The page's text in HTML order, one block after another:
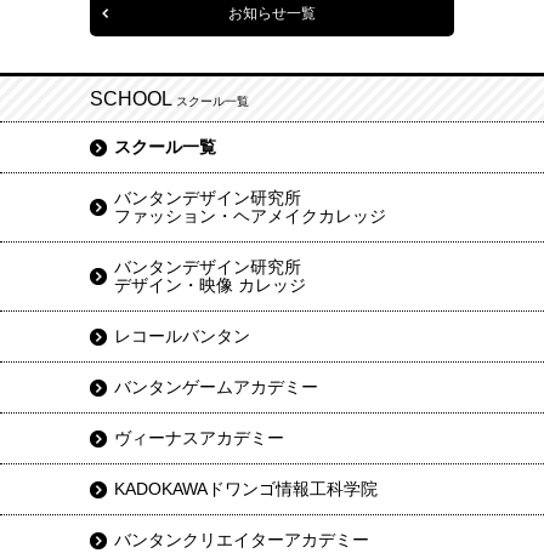
お知らせ一覧
SCHOOL スクール一覧
スクール一覧
バンタンデザイン研究所
ファッション・ヘアメイクカレッジ
バンタンデザイン研究所
デザイン・映像 カレッジ
レコールバンタン
バンタンゲームアカデミー
ヴィーナスアカデミー
KADOKAWAドワンゴ情報工科学院
バンタンクリエイターアカデミー